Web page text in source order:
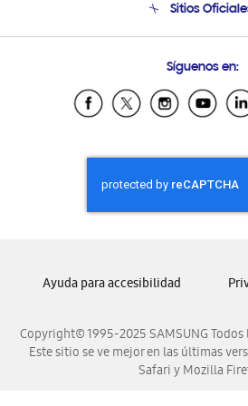
Soporte vía
Sitios
Samsung Ecuador
Samsung El
Samsung
Samsung
Samsung
Samsung
Síguenos en:
Copyright© 1995-2025 SAMSUNG Todos
Este sitio se ve mejor en las últimas
Safari y Mozilla
Ayuda para accesibilidad